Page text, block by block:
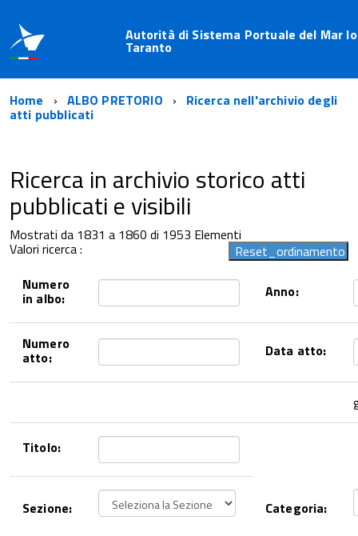
Autorità di Sistema Portuale del Mar
Taranto
Home ALBO PRETORIO Ricerca nell'archivio degli
atti pubblicati
Ricerca in archivio storico atti
pubblicati e visibili
Mostrati da 1831 a 1860 di 1953 Elementi
Valori ricerca :
Numero
in albo: Anno:
Numero
atto: Data atto:
Titolo:
Sezione: Categoria: